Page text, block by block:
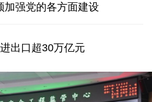
加强党的各方面建设
出口超30万亿元